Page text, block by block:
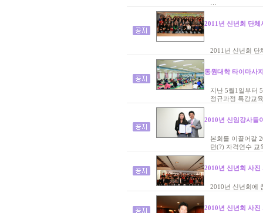
2011년 신년회 단체
2011년 신년회 단
동원대학 타이마사
지난 5월1일부터
정규과정 특강교
2010년 신임강사들
본회를 이끌어갈
던(?) 자격연수
2010년 신년회 사진
2010년 신년회에
2010년 신년회 사진